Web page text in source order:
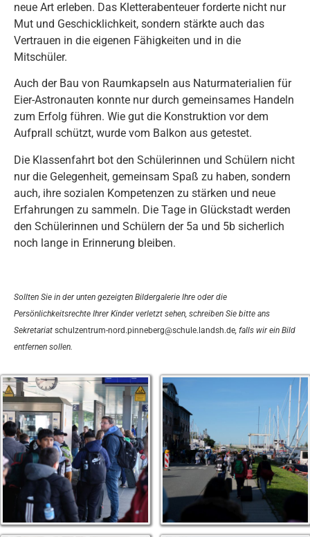
neue Art erleben. Das Kletterabenteuer forderte nicht nur
Mut und Geschicklichkeit, sondern stärkte auch das
Vertrauen in die eigenen Fähigkeiten und in die
Mitschüler.
Auch der Bau von Raumkapseln aus Naturmaterialien für
Eier-Astronauten konnte nur durch gemeinsames Handeln
zum Erfolg führen. Wie gut die Konstruktion vor dem
Aufprall schützt, wurde vom Balkon aus getestet.
Die Klassenfahrt bot den Schülerinnen und Schülern nicht
nur die Gelegenheit, gemeinsam Spaß zu haben, sondern
auch, ihre sozialen Kompetenzen zu stärken und neue
Erfahrungen zu sammeln. Die Tage in Glückstadt werden
den Schülerinnen und Schülern der 5a und 5b sicherlich
noch lange in Erinnerung bleiben.
Sollten Sie in der unten gezeigten Bildergalerie Ihre oder die
Persönlichkeitsrechte Ihrer Kinder verletzt sehen, schreiben Sie bitte ans
Sekretariat schulzentrum-nord.pinneberg@schule.landsh.de , falls wir ein Bild
entfernen sollen.